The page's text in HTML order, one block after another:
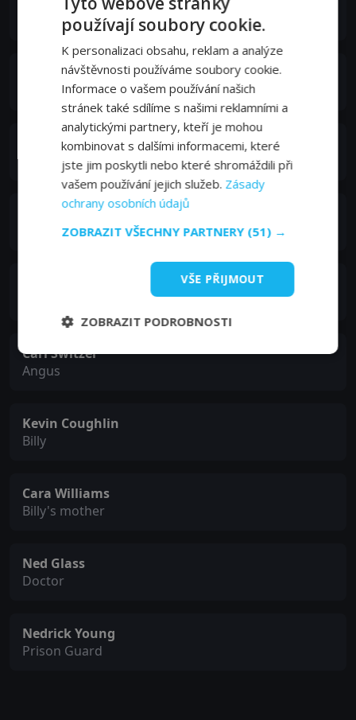
Big Sam
King Donovan
Claude Akins
Lawrence Dobkin
Carl Switzer
Angus
Kevin Coughlin
Billy
Cara Williams
Billy's mother
Ned Glass
Doctor
Nedrick Young
Prison Guard
používají soubory cookie.
K personalizaci obsahu, reklam a analýze
návštěvnosti používáme soubory cookie.
Informace o vašem používání našich
stránek také sdílíme s našimi reklamními a
analytickými partnery, kteří je mohou
kombinovat s dalšími informacemi, které
jste jim poskytli nebo které shromáždili při
vašem používání jejich služeb. Zásady
ochrany osobních údajů
ZOBRAZIT VŠECHNY PARTNERY (51) →
VŠE PŘIJMOUT
ZOBRAZIT PODROBNOSTI